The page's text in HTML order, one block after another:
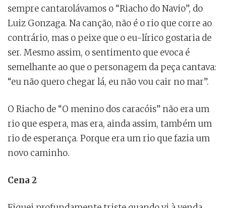
sempre cantarolávamos o “Riacho do Navio”, do
Luiz Gonzaga. Na canção, não é o rio que corre ao
contrário, mas o peixe que o eu-lírico gostaria de
ser. Mesmo assim, o sentimento que evoca é
semelhante ao que o personagem da peça cantava:
“eu não quero chegar lá, eu não vou cair no mar”.
O Riacho de “O menino dos caracóis” não era um
rio que espera, mas era, ainda assim, também um
rio de esperança. Porque era um rio que fazia um
novo caminho.
Cena 2